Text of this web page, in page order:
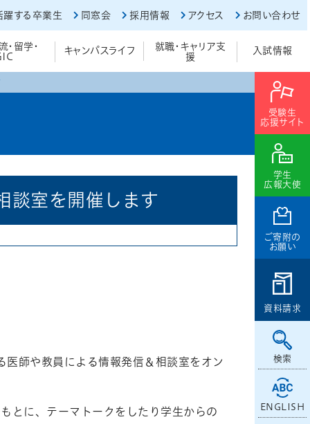
躍する卒業生 同窓会 採用情報 アクセス お問い合わせ
・留学・
キャンパスライフ
就職・キャリア支
援
入試情報
受験生
応援サイト
学生
広報大使
ご寄附の
お願い
資料請求
検索
ENGLISH
談室を開催します
師や教員による情報発信＆相談室をオン
とに、テーマトークをしたり学生からの